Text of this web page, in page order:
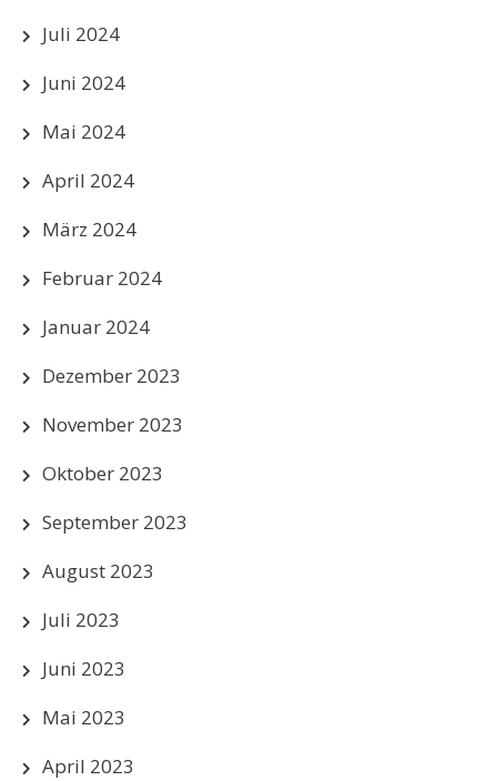
Juli 2024
Juni 2024
Mai 2024
April 2024
März 2024
Februar 2024
Januar 2024
Dezember 2023
November 2023
Oktober 2023
September 2023
August 2023
Juli 2023
Juni 2023
Mai 2023
April 2023